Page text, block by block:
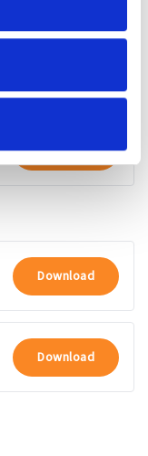
Download
Download
Download